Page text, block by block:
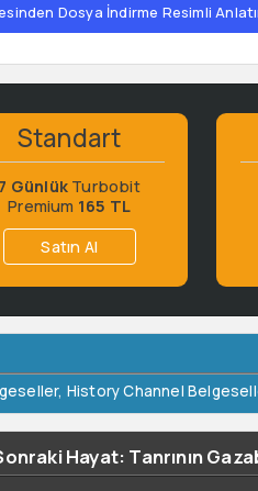
Dosya İndirme Resimli
Standart
7 Günlük Turbobit
Premium 165 TL
Satın Al
, History Channel
Hayat: Tanrının